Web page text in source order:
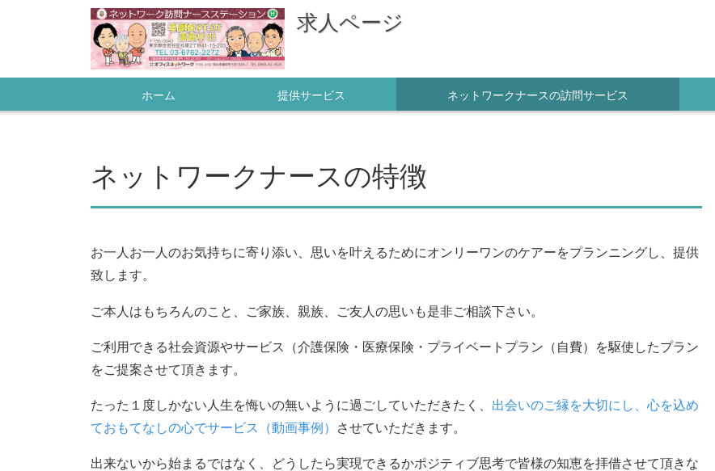
求人ページ
ホーム 提供サービス ネットワークナースの訪問サービス
ネットワークナースの特徴
お一人お一人のお気持ちに寄り添い、 思いを叶えるためにオンリーワンのケアーをプランニングし、 提供
致します。
ご本人はもちろんのこと、ご家族、親族、 ご友人の思いも是非ご相談下さい。
ご利用できる社会資源やサービス（介護保険・医療保険・ プライベートプラン（自費）
を駆使したプラン
をご提案させて頂きます。
たった１度しかない人生を悔いの無いように過ごしていただきたく 出会いのご縁を大切にし、 心を込め
ておもてなしの心でサービス（動画事例）
させていただきます。
出来ないから始まるではなく、 どうしたら実現できるかポジティブ思考で皆様の知恵を拝借させて頂きな